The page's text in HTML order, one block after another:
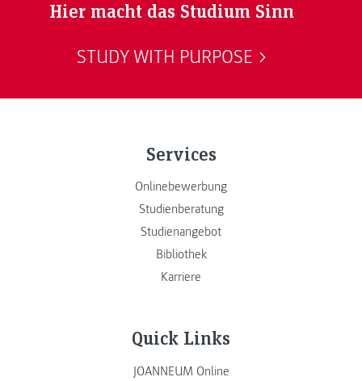
Hier macht das Studium Sinn
STUDY WITH PURPOSE
Services
Onlinebewerbung
Studienberatung
Studienangebot
Bibliothek
Karriere
Quick Links
JOANNEUM Online